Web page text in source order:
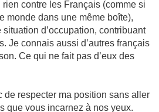
rien contre les Français (comme si
monde dans une même boîte),
d’occupation, contribuant
Je connais aussi d’autres français
Ce qui ne fait pas d’eux des
de respecter ma position sans aller
que vous incarnez à nos yeux.